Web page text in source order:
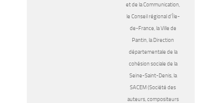
et de la Communication,
le Conseil régional d’Île-
de-France, la Ville de
Pantin, la Direction
départementale de la
cohésion sociale de la
Seine-Saint-Denis, la
SACEM (Société des
auteurs, compositeurs